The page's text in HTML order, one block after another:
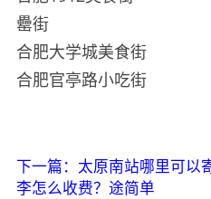
罍街
合肥大学城美食街
合肥官亭路小吃街
下一篇：太原南站哪里可以
李怎么收费？途简单